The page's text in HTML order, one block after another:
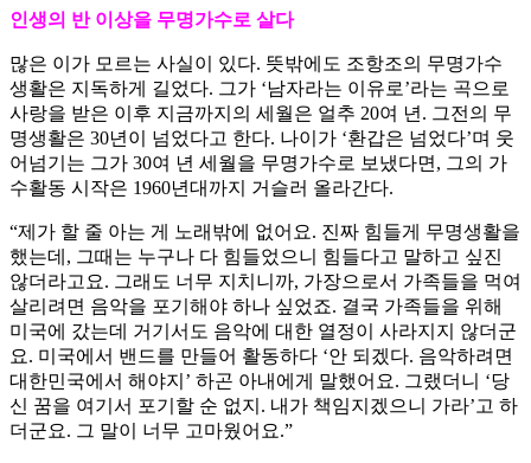
인생의 반 이상을 무명가수로 살다
많은 이가 모르는 사실이 있다. 뜻밖에도 조항조의 무명가수
생활은 지독하게 길었다. 그가 ‘남자라는 이유로’라는 곡으로
사랑을 받은 이후 지금까지의 세월은 얼추 20여 년. 그전의 무
명생활은 30년이 넘었다고 한다. 나이가 ‘환갑은 넘었다’며 웃
어넘기는 그가 30여 년 세월을 무명가수로 보냈다면, 그의 가
수활동 시작은 1960년대까지 거슬러 올라간다.
“제가 할 줄 아는 게 노래밖에 없어요. 진짜 힘들게 무명생활을
했는데, 그때는 누구나 다 힘들었으니 힘들다고 말하고 싶진
않더라고요. 그래도 너무 지치니까, 가장으로서 가족들을 먹여
살리려면 음악을 포기해야 하나 싶었죠. 결국 가족들을 위해
미국에 갔는데 거기서도 음악에 대한 열정이 사라지지 않더군
요. 미국에서 밴드를 만들어 활동하다 ‘안 되겠다. 음악하려면
대한민국에서 해야지’ 하곤 아내에게 말했어요. 그랬더니 ‘당
신 꿈을 여기서 포기할 순 없지. 내가 책임지겠으니 가라’고 하
더군요. 그 말이 너무 고마웠어요.”